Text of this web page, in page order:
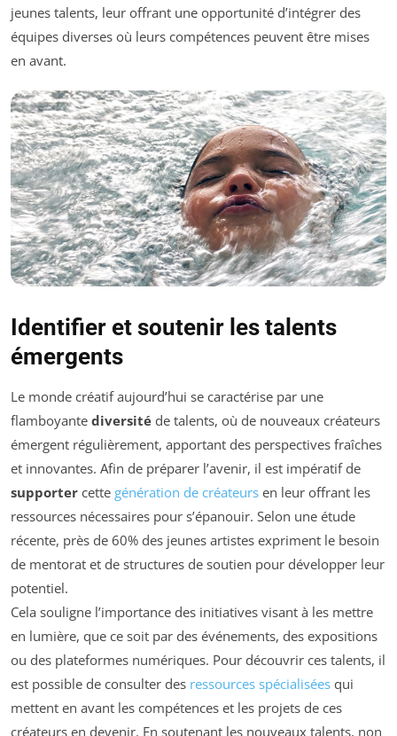
jeunes talents, leur offrant une opportunité d’intégrer des
équipes diverses où leurs compétences peuvent être mises
en avant.
Identifier et soutenir les talents
émergents
Le monde créatif aujourd’hui se caractérise par une
flamboyante diversité de talents, où de nouveaux créateurs
émergent régulièrement, apportant des perspectives fraîches
et innovantes. Afin de préparer l’avenir, il est impératif de
supporter cette génération de créateurs en leur offrant les
ressources nécessaires pour s’épanouir. Selon une étude
récente, près de 60% des jeunes artistes expriment le besoin
de mentorat et de structures de soutien pour développer leur
potentiel.
Cela souligne l’importance des initiatives visant à les mettre
en lumière, que ce soit par des événements, des expositions
ou des plateformes numériques. Pour découvrir ces talents, il
est possible de consulter des ressources spécialisées qui
mettent en avant les compétences et les projets de ces
créateurs en devenir. En soutenant les nouveaux talents, non